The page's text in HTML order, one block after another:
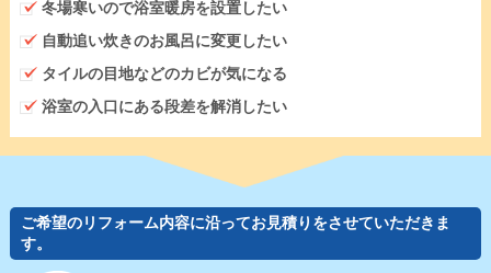
冬場寒いので浴室暖房を設置したい
自動追い炊きのお風呂に変更したい
タイルの目地などのカビが気になる
浴室の入口にある段差を解消したい
ご希望のリフォーム内容に沿ってお見積りをさせていただきま
す。